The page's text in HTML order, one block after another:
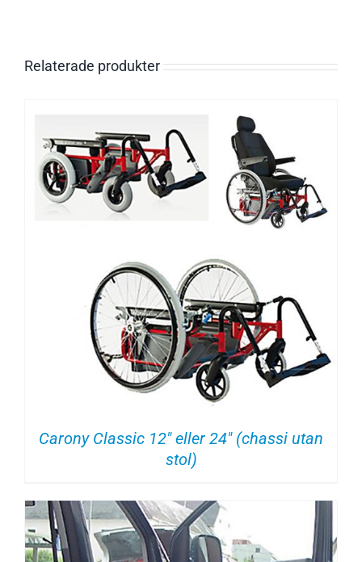
Relaterade produkter
Carony Classic 12″ eller 24″ (chassi utan
stol)